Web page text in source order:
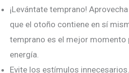
¡Levántate temprano!
que el otoño contiene en sí
temprano es el mejor momento
energía.
Evite los estímulos